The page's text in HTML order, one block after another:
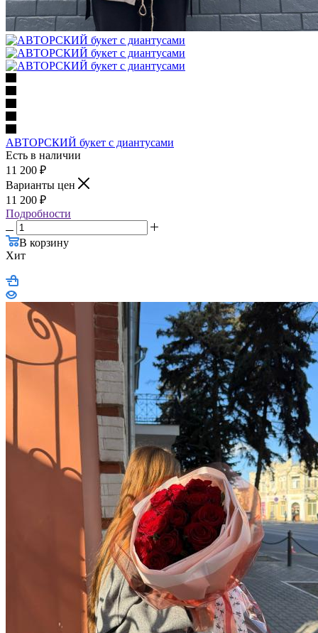
АВТОРСКИЙ букет с диантусами
Есть в наличии
11 200 ₽
Варианты цен
11 200 ₽
Подробности
В корзину
Хит